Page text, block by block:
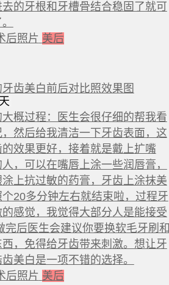
的牙根和牙槽骨结合稳固了就可
美后
齿美白前后对比照效果图
概过程：医生会很仔细的帮我看
然后给我清洁一下牙齿表面，这
效果更好，接着就是戴上扩嘴
，可以在嘴唇上涂一些润唇膏，
上抗过敏的药膏，牙齿上涂抹美
20多分钟左右就结束啦，过程牙
感觉，我觉得大部分人是能接受
完后医生会建议你要换软毛牙刷
，免得给牙齿带来刺激。想让牙
美白是一项不错的选择。
美后